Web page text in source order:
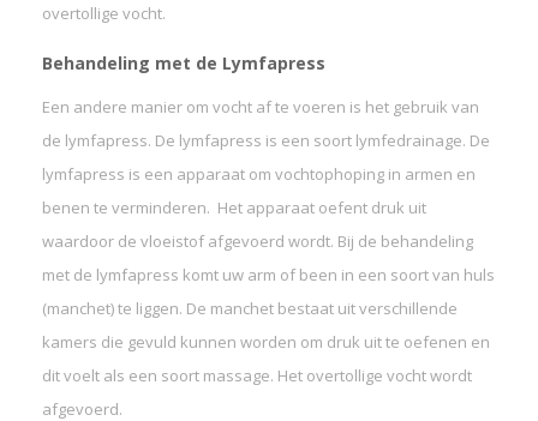
overtollige vocht.
Behandeling met de Lymfapress
Een andere manier om vocht af te voeren is het gebruik van
de lymfapress. De lymfapress is een soort lymfedrainage. De
lymfapress is een apparaat om vochtophoping in armen en
benen te verminderen. Het apparaat oefent druk uit
waardoor de vloeistof afgevoerd wordt. Bij de behandeling
met de lymfapress komt uw arm of been in een soort van huls
(manchet) te liggen. De manchet bestaat uit verschillende
kamers die gevuld kunnen worden om druk uit te oefenen en
dit voelt als een soort massage. Het overtollige vocht wordt
afgevoerd.